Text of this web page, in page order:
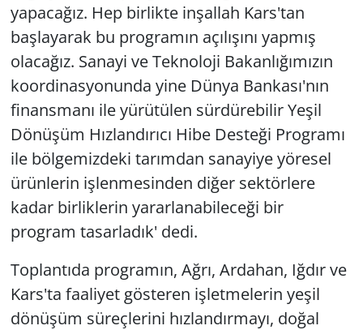
yapacağız. Hep birlikte inşallah Kars'tan
başlayarak bu programın açılışını yapmış
olacağız. Sanayi ve Teknoloji Bakanlığımızın
koordinasyonunda yine Dünya Bankası'nın
finansmanı ile yürütülen sürdürebilir Yeşil
Dönüşüm Hızlandırıcı Hibe Desteği Programı
ile bölgemizdeki tarımdan sanayiye yöresel
ürünlerin işlenmesinden diğer sektörlere
kadar birliklerin yararlanabileceği bir
program tasarladık' dedi.
Toplantıda programın, Ağrı, Ardahan, Iğdır ve
Kars'ta faaliyet gösteren işletmelerin yeşil
dönüşüm süreçlerini hızlandırmayı, doğal